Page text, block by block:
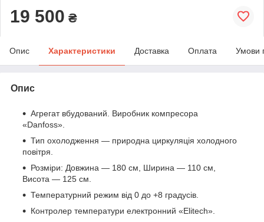
19 500 ₴
Опис Характеристики Доставка Оплата Умови
Опис
Агрегат вбудований. Виробник компресора
«Danfoss».
Тип охолодження — природна циркуляція холодного
повітря.
Розміри: Довжина — 180 см, Ширина — 110 см,
Висота — 125 см.
Температурний режим від 0 до +8 градусів.
Контролер температури електронний «Elitech».